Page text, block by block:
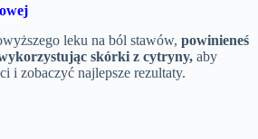
leku na ból stawów, powinieneś
skórki z cytryny, aby
i zobaczyć najlepsze rezultaty.